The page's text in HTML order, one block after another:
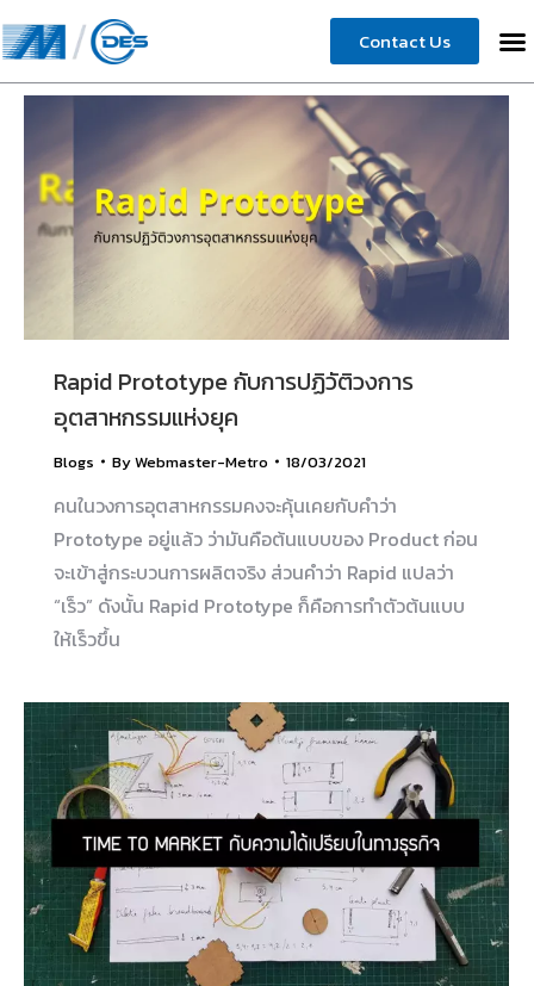
Contact Us
Rapid Prototype กับการปฏิวัติวงการ
อุตสาหกรรมแห่งยุค
Blogs ByWebmaster-Metro 18/03/2021
คนในวงการอุตสาหกรรมคงจะคุ้นเคยกับคำว่า
Prototype อยู่แล้ว ว่ามันคือต้นแบบของ Product ก่อน
จะเข้าสู่กระบวนการผลิตจริง ส่วนคำว่า Rapid แปลว่า
“เร็ว” ดังนั้น Rapid Prototype ก็คือการทำตัวต้นแบบ
ให้เร็วขึ้น